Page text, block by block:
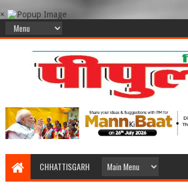
×
CHHATTISGARH